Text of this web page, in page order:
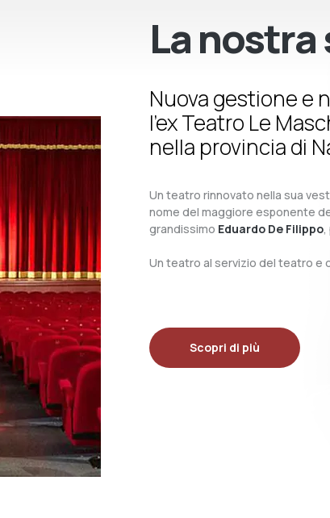
La
Nuova gestione e
l’ex Teatro Le
nella provincia di
Un teatro rinnovato nella sua
nome del maggiore esponente
grandissimo Eduardo De Filippo,
Un teatro al servizio del teatro e
Scopri di più